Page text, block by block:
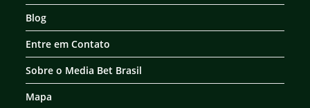
aba
aba
aba
aba
Blog
Entre em Contato
Sobre o Media Bet Brasil
Mapa